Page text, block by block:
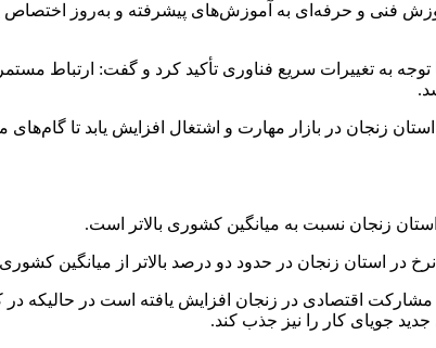
۵۰ درصد از ظرفیت مراکز تخصصی آموزش فنی و حرفه‌ای به آموزش‌های پیشرفته و
به تغییرات سریع فناوری تأکید کرد و گفت: ارتباط
زنجان در بازار مهارت و اشتغال افزایش یابد تا گام‌های
زنجان نسبت به میانگین کشوری بالاتر است.
اقتصادی در زنجان افزایش یافته است در حالیکه در
جویای کار را نیز جذب کند.